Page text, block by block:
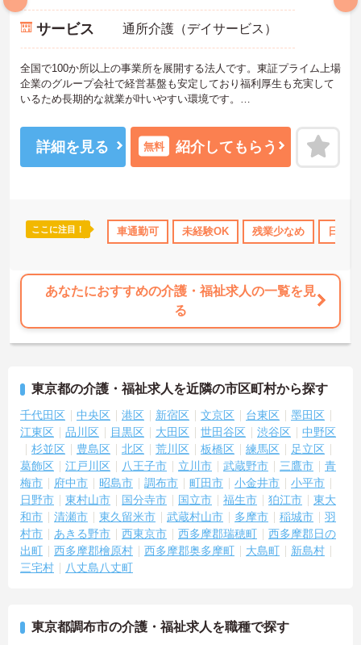
110日以上 研修制度あり 産休･育休･介護休暇取得実績あり
サービス 通所介護（デイサービス）
全国で100か所以上の事業所を展開する法人です。東証プライム上場
企業のグループ会社で経営基盤も安定しており福利厚生も充実して
いるため長期的な就業が叶いやすい環境です。
クがある方も高い目標をもって仕事に取り組んでいただけます◎
ご興味ある方には、面接対策ポイントなど、さらに詳細をお話しい
たしますのでお気軽にご相談ください！
詳細を見る 無料 紹介してもらう
ここに注目！ 車通勤可 未経験OK 残業少なめ 日勤
あなたにおすすめの介護・福祉求人の一覧を見
る
東京都の介護・福祉求人を近隣の市区町村から探す
千代田区 中央区 港区 新宿区 文京区 台東区
墨田区
江東区
品川区 目黒区 大田区 世田谷区 渋谷区
中野区
杉並区
豊島区 北区 荒川区 板橋区 練馬区
足立区
葛飾区
江戸川区 八王子市 立川市 武蔵野市 三鷹市
青
梅市
府中市 昭島市 調布市 町田市 小金井市
小平市
日野市
東村山市 国分寺市 国立市 福生市 狛江市
東大
和市
清瀬市 東久留米市 武蔵村山市 多摩市 稲城市
羽
村市
あきる野市 西東京市 西多摩郡瑞穂町
西多摩郡日の
出町
西多摩郡檜原村 西多摩郡奥多摩町 大島町
新島村
三宅村
八丈島八丈町
東京都調布市の介護・福祉求人を職種で探す